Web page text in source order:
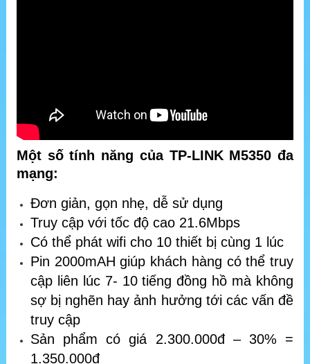
Một số tính năng của TP-LINK M5350 đa
mạng:
Đơn giản, gọn nhẹ, dễ sử dụng
Truy cập với tốc độ cao 21.6Mbps
Có thể phát wifi cho 10 thiết bị cùng 1 lúc
Pin 2000mAH giúp khách hàng có thể truy
cập liên lúc 7- 10 tiếng đồng hồ mà không
sợ bị nghẽn hay ảnh hưởng tới các vấn đề
truy cập
Sản phẩm có giá 2.300.000đ – 30% =
1.350.000đ